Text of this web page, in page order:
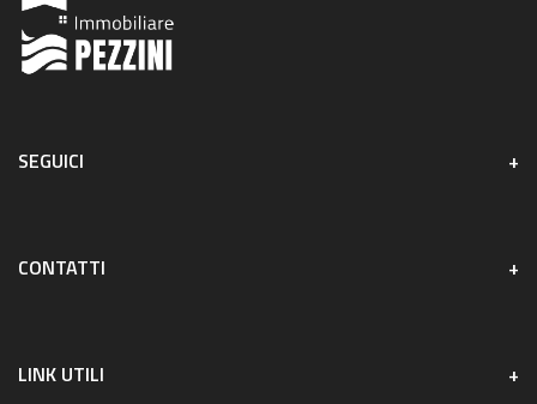
SEGUICI
CONTATTI
LINK UTILI